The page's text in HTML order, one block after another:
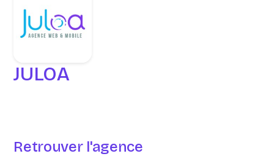
JULOA
Retrouver l'agence